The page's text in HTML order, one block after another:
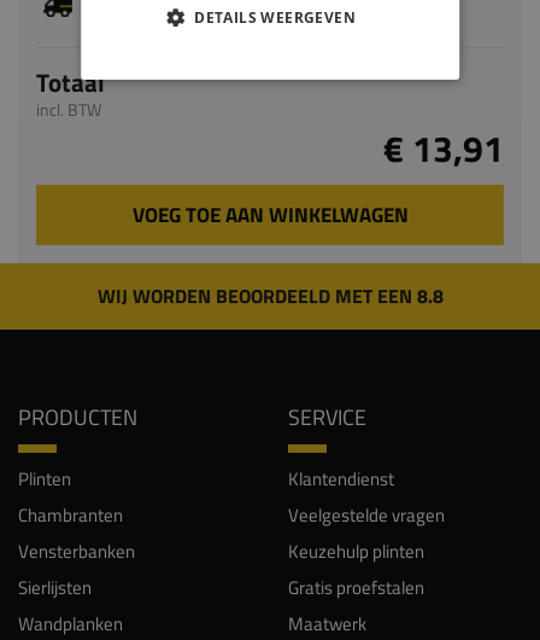
levertijd bedraagt 7-9 werkdagen
Totaal
incl. BTW
€ 13,91
VOEG TOE AAN WINKELWAGEN
WIJ WORDEN BEOORDEELD MET EEN 8.8
PRODUCTEN
Plinten
Chambranten
Vensterbanken
Sierlijsten
Wandplanken
SERVICE
Klantendienst
Veelgestelde vragen
Keuzehulp plinten
Gratis proefstalen
Maatwerk
DETAILS WEERGEVEN